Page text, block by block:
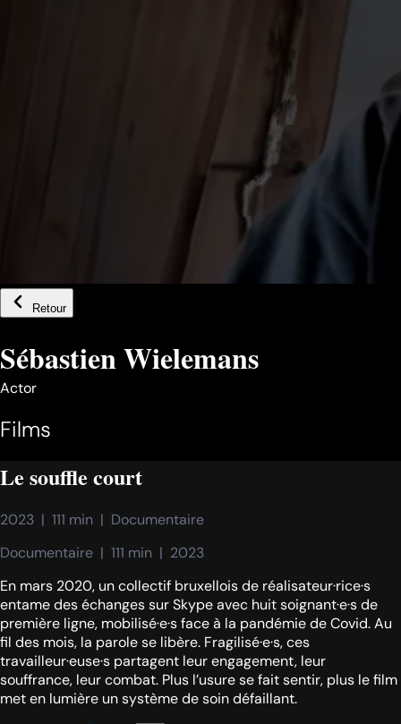
Retour
Sébastien Wielemans
Actor
Films
Le souffle court
2023  |  111 min  |  Documentaire
Documentaire  |  111 min  |  2023
En mars 2020, un collectif bruxellois de réalisateur·rice·s
entame des échanges sur Skype avec huit soignant·e·s de
première ligne, mobilisé·e·s face à la pandémie de Covid. Au
fil des mois, la parole se libère. Fragilisé·e·s, ces
travailleur·euse·s partagent leur engagement, leur
souffrance, leur combat. Plus l’usure se fait sentir, plus le film
met en lumière un système de soin défaillant.